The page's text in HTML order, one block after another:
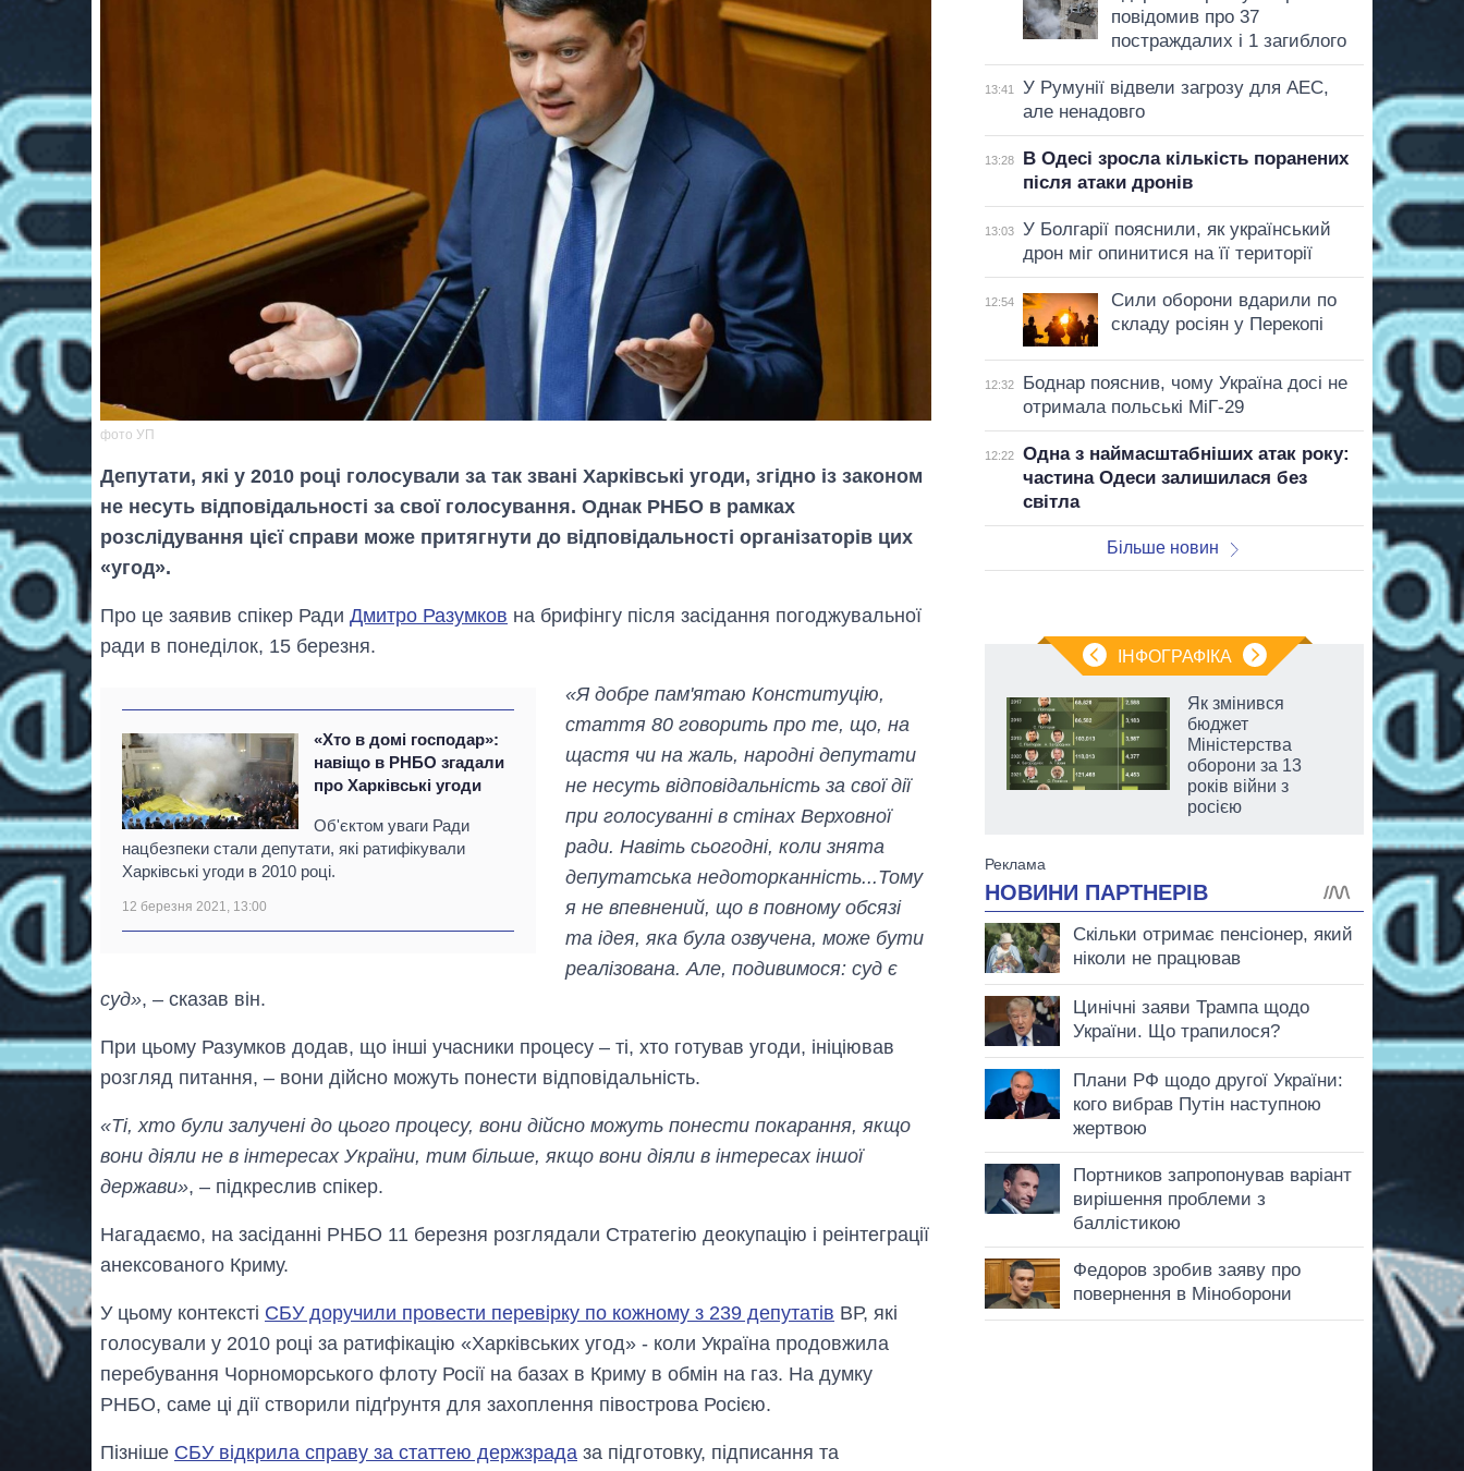
фото УП
Депутати, які у 2010 році голосували за так звані Харківські угоди, згідно із законом
не несуть відповідальності за свої голосування. Однак РНБО в рамках
розслідування цієї справи може притягнути до відповідальності організаторів цих
«угод».
Про це заявив спікер Ради Дмитро Разумков на брифінгу після засідання погоджувальної
ради в понеділок, 15 березня.
«Хто в домі господар»:
навіщо в РНБО згадали
про Харківські угоди
Об'єктом уваги Ради
нацбезпеки стали депутати, які ратифікували
Харківські угоди в 2010 році.
12 березня 2021, 13:00
«Я добре пам'ятаю Конституцію,
стаття 80 говорить про те, що, на
щастя чи на жаль, народні депутати
не несуть відповідальність за свої дії
при голосуванні в стінах Верховної
ради. Навіть сьогодні, коли знята
депутатська недоторканність...Тому
я не впевнений, що в повному обсязі
та ідея, яка була озвучена, може бути
реалізована. Але, подивимося: суд є
суд», – сказав він.
При цьому Разумков додав, що інші учасники процесу – ті, хто готував угоди, ініціював
розгляд питання, – вони дійсно можуть понести відповідальність.
«Ті, хто були залучені до цього процесу, вони дійсно можуть понести покарання, якщо
вони діяли не в інтересах України, тим більше, якщо вони діяли в інтересах іншої
держави», – підкреслив спікер.
Нагадаємо, на засіданні РНБО 11 березня розглядали Стратегію деокупацію і реінтеграції
анексованого Криму.
У цьому контексті СБУ доручили провести перевірку по кожному з 239 депутатів ВР, які
голосували у 2010 році за ратифікацію «Харківських угод» - коли Україна продовжила
перебування Чорноморського флоту Росії на базах в Криму в обмін на газ. На думку
РНБО, саме ці дії створили підґрунтя для захоплення півострова Росією.
Пізніше СБУ відкрила справу за статтею держзрада за підготовку, підписання та
повідомив про 37
постраждалих і 1 загиблого
13:41
У Румунії відвели загрозу для АЕС,
але ненадовго
13:28
В Одесі зросла кількість поранених
після атаки дронів
13:03
У Болгарії пояснили, як український
дрон міг опинитися на її території
12:54
Сили оборони вдарили по
складу росіян у Перекопі
12:32
Боднар пояснив, чому Україна досі не
отримала польські МіГ-29
12:22
Одна з наймасштабніших атак року:
частина Одеси залишилася без
світла
Більше новин
ІНФОГРАФІКА
Скільки картоплі
вирощували в
Україні до і під час
великої війни
Як змінився
бюджет
Міністерства
оборони за 13
років війни з
росією